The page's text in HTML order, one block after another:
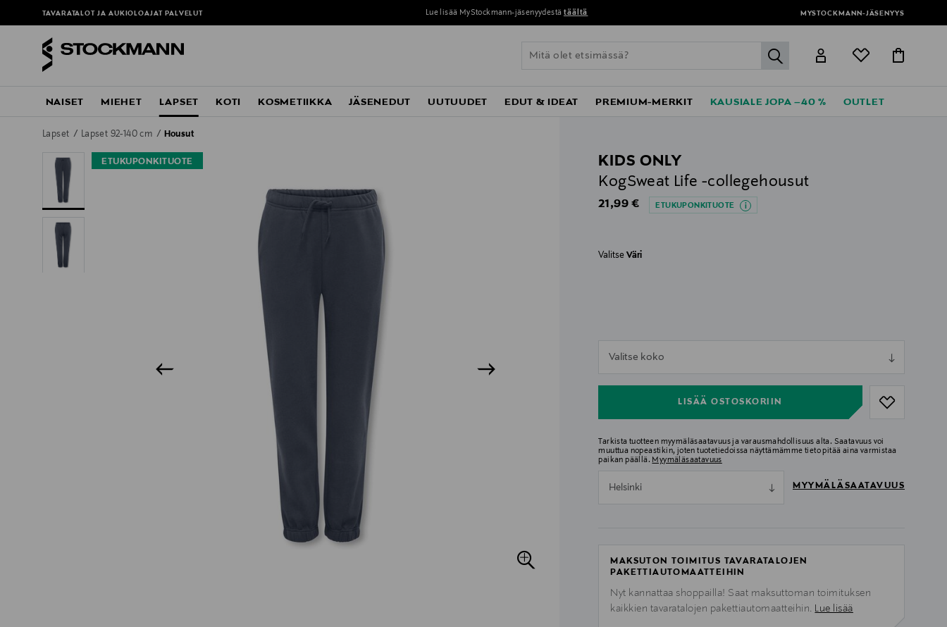
TAVARATALOT JA AUKIOLOAJAT PALVELUT Lue lisää MyStockmann-jäsenyydestä täältä MYSTOCKMANN-JÄSENYYS
label.header.go
NAISET MIEHET LAPSET KOTI KOSMETIIKKA JÄSENEDUT UUTUUDET EDUT & IDEAT PREMIUM-MERKIT KAUSIALE JOPA –40 % OUTLET
Lapset Lapset 92-140 cm Housut
ETUKUPONKITUOTE
KIDS ONLY
KogSweat Life -collegehousut
Original Price
21,99 € ETUKUPONKITUOTE
ValitseVäri
Valitse koko
LISÄÄ OSTOSKORIIN
Tarkista tuotteen myymäläsaatavuus ja varausmahdollisuus alta. Saatavuus voi
muuttua nopeastikin, joten tuotetiedoissa näyttämämme tieto pitää aina varmistaa
paikan päällä. Myymäläsaatavuus
Helsinki MYYMÄLÄSAATAVUUS
MAKSUTON TOIMITUS TAVARATALOJEN
PAKETTIAUTOMAATTEIHIN
Nyt kannattaa shoppailla! Saat maksuttoman toimituksen
kaikkien tavaratalojen pakettiautomaatteihin. Lue lisää